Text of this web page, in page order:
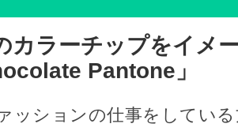
カラーチップをイメ
Pantone」
ッションの仕事をしてい